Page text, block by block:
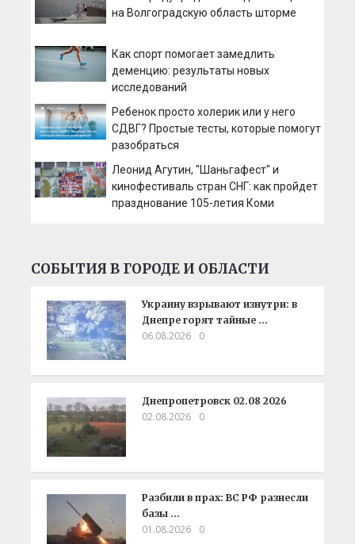
на Волгоградскую область шторме
Как спорт помогает замедлить
деменцию: результаты новых
исследований
Ребенок просто холерик или у него
СДВГ? Простые тесты, которые помогут
разобраться
Леонид Агутин, "Шаньгафест" и
кинофестиваль стран СНГ: как пройдет
празднование 105-летия Коми
СОБЫТИЯ В ГОРОДЕ И ОБЛАСТИ
Украину взрывают изнутри: в
Днепре горят тайные …
06.08.2026 0
Днепропетровск 02.08 2026
02.08.2026 0
Разбили в прах: ВС РФ разнесли
базы …
01.08.2026 0